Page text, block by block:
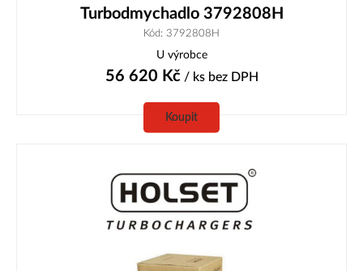
Turbodmychadlo 3792808H
Kód: 3792808H
U výrobce
56 620 Kč/ ks bez DPH
Koupit